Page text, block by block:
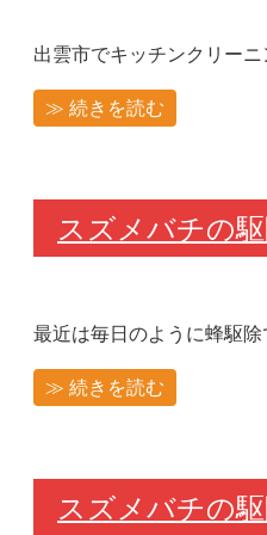
出雲市でキッチンクリー
≫ 続きを読む
スズメバチの
最近は毎日のように蜂駆
≫ 続きを読む
スズメバチの